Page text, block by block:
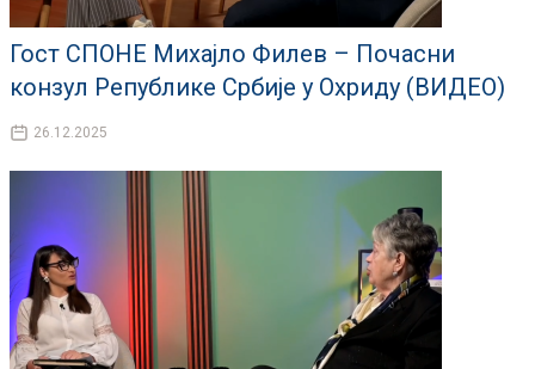
Гост СПОНЕ Михајло Филев – Почасни
конзул Републике Србије у Охриду (ВИДЕО)
26.12.2025